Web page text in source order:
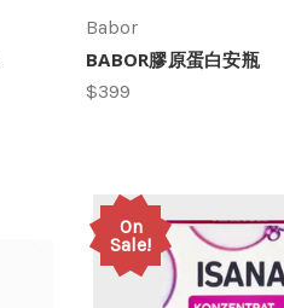
Babor
BABOR膠原蛋白安瓶
$399
On
Sale!